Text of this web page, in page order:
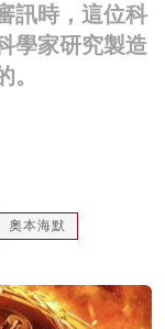
訊時，這位科
學家研究製造
奧本海默